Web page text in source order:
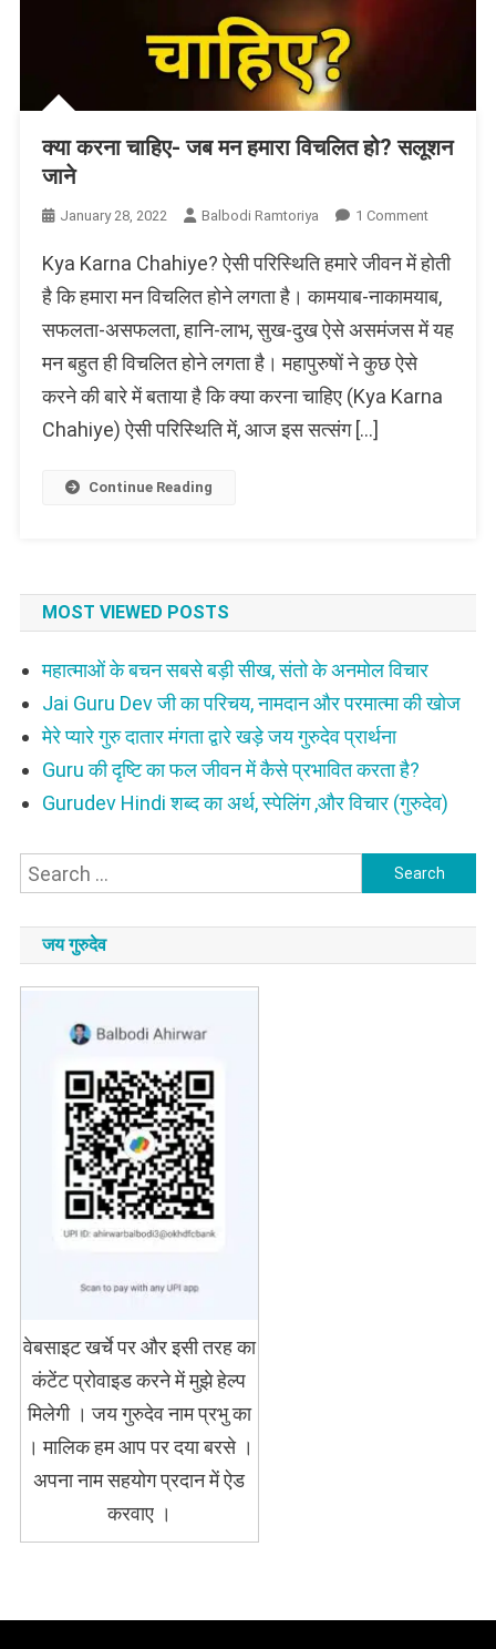
क्या करना चाहिए- जब मन हमारा विचलित हो? सलूशन
जाने
January 28, 2022 Balbodi Ramtoriya 1 CommentOn
करना
जब
मन
हो?
Kya Karna Chahiye? ऐसी परिस्थिति हमारे जीवन में होती
है कि हमारा मन विचलित होने लगता है। कामयाब-नाकामयाब,
सफलता-असफलता, हानि-लाभ, सुख-दुख ऐसे असमंजस में यह
मन बहुत ही विचलित होने लगता है। महापुरुषों ने कुछ ऐसे
करने की बारे में बताया है कि क्या करना चाहिए (Kya Karna
Chahiye) ऐसी परिस्थिति में, आज इस सत्संग […]
Continue Reading
MOST VIEWED POSTS
महात्माओं के बचन सबसे बड़ी सीख, संतो के अनमोल विचार
Jai Guru Dev जी का परिचय, नामदान और परमात्मा की खोज
मेरे प्यारे गुरु दातार मंगता द्वारे खड़े जय गुरुदेव प्रार्थना
Guru की दृष्टि का फल जीवन में कैसे प्रभावित करता है?
Gurudev Hindi शब्द का अर्थ, स्पेलिंग ,और विचार (गुरुदेव)
Search
जय गुरुदेव
वेबसाइट खर्चे पर और इसी तरह का
कंटेंट प्रोवाइड करने में मुझे हेल्प
मिलेगी । जय गुरुदेव नाम प्रभु का
। मालिक हम आप पर दया बरसे ।
अपना नाम सहयोग प्रदान में ऐड
करवाए ।